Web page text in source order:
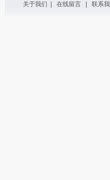
关于我们 在线留言 联系